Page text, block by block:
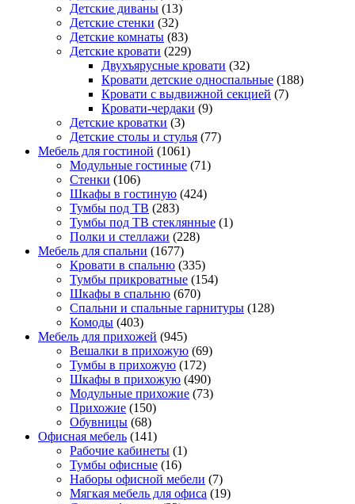
Детские диваны (13)
Детские стенки (32)
Детские комнаты (83)
Детские кровати (229)
Двухъярусные кровати (32)
Кровати детские односпальные (188)
Кровати с выдвижной секцией (7)
Кровати-чердаки (9)
Детские кроватки (3)
Детские столы и стулья (77)
Мебель для гостиной (1061)
Модульные гостиные (71)
Стенки (106)
Шкафы в гостиную (424)
Тумбы под ТВ (283)
Тумбы под ТВ стеклянные (1)
Полки и стеллажи (228)
Мебель для спальни (1677)
Кровати в спальню (335)
Тумбы прикроватные (154)
Шкафы в спальню (670)
Спальни и спальные гарнитуры (128)
Комоды (403)
Мебель для прихожей (945)
Вешалки в прихожую (69)
Тумбы в прихожую (172)
Шкафы в прихожую (490)
Модульные прихожие (73)
Прихожие (150)
Обувницы (68)
Офисная мебель (141)
Рабочие кабинеты (1)
Тумбы офисные (16)
Наборы офисной мебели (7)
Мягкая мебель для офиса (19)